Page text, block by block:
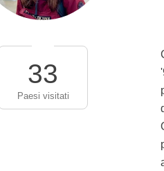
33
Paesi visitati